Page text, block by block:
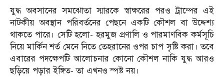
যুদ্ধ অবসানের সমঝোতা স্মারকে স্বাক্ষরের পরও ট্রাম্পের এই
নাটকীয় অবস্থান পরিবর্তনের পেছনে একটি কৌশল বা উদ্দেশ্য
থাকতে পারে। সেটি হলো- হরমুজ প্রণালি ও পারমাণবিক কর্মসূচি
নিয়ে মার্কিন শর্ত মেনে নিতে তেহরানের ওপর চাপ সৃষ্টি করা। তবে
এবারের পদক্ষেপটি আলোচনার কোনো কৌশল নাকি যুদ্ধ আরও
ছড়িয়ে পড়ার ইঙ্গিত- তা এখনও স্পষ্ট নয়।